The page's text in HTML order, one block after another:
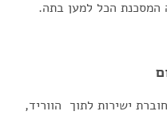
המסכנת הכל למען בתה.
ישירות לתוך הווריד,